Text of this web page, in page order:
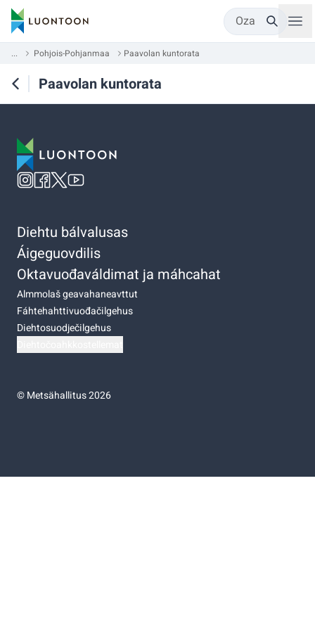
Oza
... Pohjois-Pohjanmaa Paavolan kuntorata
Paavolan kuntorata
Diehtu bálvalusas
Áigeguovdilis
Oktavuođaváldimat ja máhcahat
Almmolaš geavahaneavttut
Fáhtehahttivuođačilgehus
Diehtosuodječilgehus
©Metsähallitus 2026